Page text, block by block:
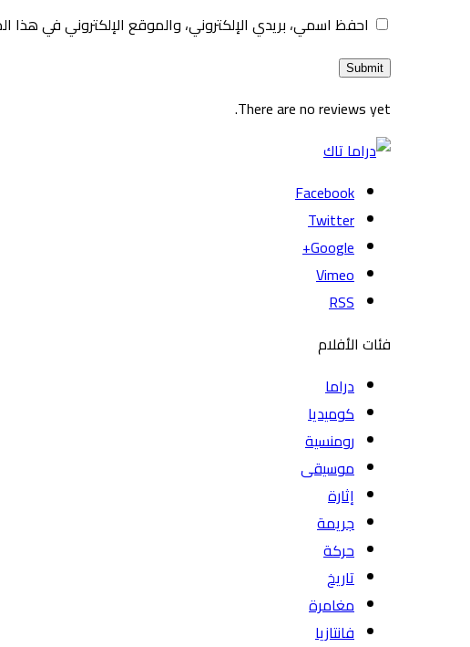
احفظ اسمي، بريدي الإلكتروني، والموقع الإلكتروني في هذا
There are no reviews yet.
Facebook
Twitter
Google+
Vimeo
RSS
فئات الأفلام
دراما
كوميديا
رومنسية
موسيقى
إثارة
جريمة
حركة
تاريخ
مغامرة
فانتازيا